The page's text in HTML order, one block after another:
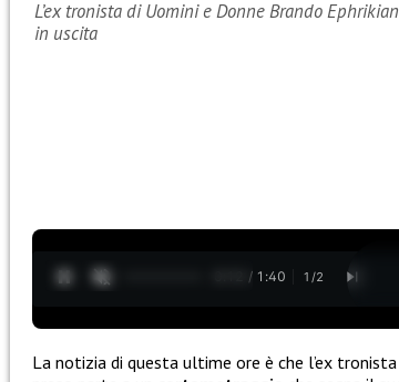
L’ex tronista di Uomini e Donne Brando
in uscita
0:13 / 1:40 1 /2
La notizia di questa ultime ore è che l’ex tronista